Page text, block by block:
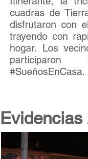
cuadras de
disfrutaron con
trayendo con
hogar. Los
#SueñosEnCasa.
Evidencias